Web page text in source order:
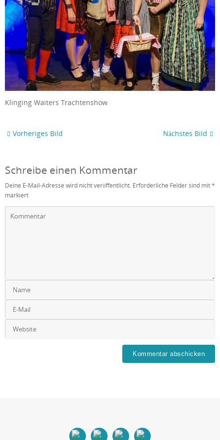
Klinging Waiters Trachtenshow
Vorheriges Bild Nächstes Bild
Schreibe einen Kommentar
Deine E-Mail-Adresse wird nicht veröffentlicht. Erforderliche Felder sind mit*
markiert